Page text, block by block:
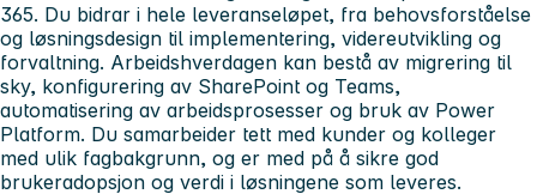
365. Du bidrar i hele leveranseløpet, fra behovsforståelse
og løsningsdesign til implementering, videreutvikling og
forvaltning. Arbeidshverdagen kan bestå av migrering til
sky, konfigurering av SharePoint og Teams,
automatisering av arbeidsprosesser og bruk av Power
Platform. Du samarbeider tett med kunder og kolleger
med ulik fagbakgrunn, og er med på å sikre god
brukeradopsjon og verdi i løsningene som leveres.